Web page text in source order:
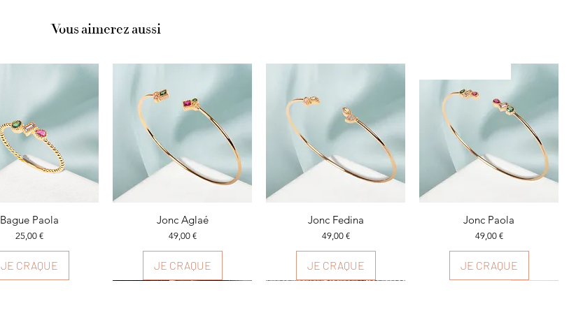
Vous aimerez aussi
Aperçu rapide
Bague Paola
Prix
25,00 €
JE CRAQUE
Aperçu rapide
Jonc Aglaé
Prix
49,00 €
JE CRAQUE
Aperçu rapide
Jonc Fedina
Prix
49,00 €
JE CRAQUE
Aperçu rapide
Jonc Paola
Prix
49,00 €
JE CRAQUE